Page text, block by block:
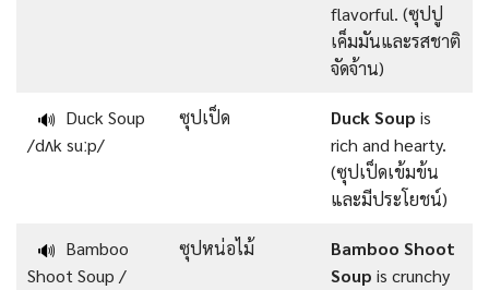
flavorful. (ซุปปู
เค็มมันและรสชาติ
จัดจ้าน)
🔊 Duck Soup
/dʌk suːp/
ซุปเป็ด Duck Soup is
rich and hearty.
(ซุปเป็ดเข้มข้น
และมีประโยชน์)
🔊 Bamboo
Shoot Soup /
ซุปหน่อไม้
Bamboo Shoot
Soup is crunchy